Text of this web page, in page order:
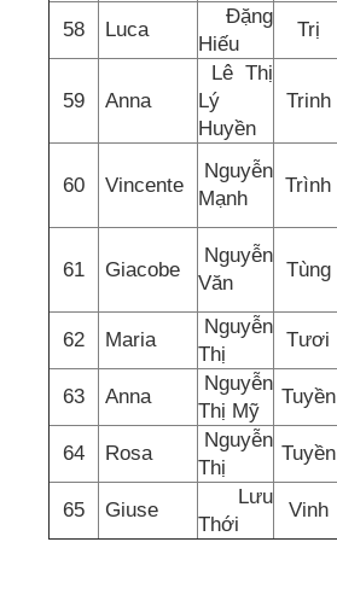
58 Luca
Đặng
Hiếu
Trị
59 Anna
Lê Thị
Lý
Huyền
Trinh
60 Vincente
Nguyễn
Mạnh
Trình
61 Giacobe
Nguyễn
Văn
Tùng
62 Maria
Nguyễn
Thị
Tươi
63 Anna
Nguyễn
Thị Mỹ
Tuyền
64 Rosa
Nguyễn
Thị
Tuyền
65 Giuse
Lưu
Thới
Vinh